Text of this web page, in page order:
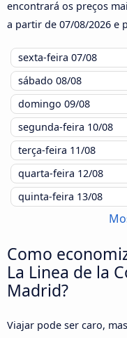
encontrará os preços
a partir de 07/08/2026 e
sexta-feira 07/08
sábado 08/08
domingo 09/08
segunda-feira 10/08
terça-feira 11/08
quarta-feira 12/08
quinta-feira 13/08
Como
La Linea de la
Madrid?
Viajar pode ser caro,